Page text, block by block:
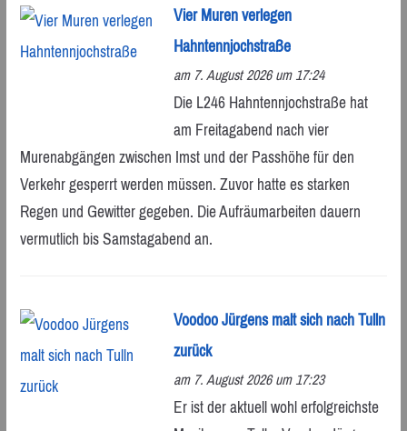
Vier Muren verlegen
Hahntennjochstraße
am 7. August 2026 um 17:24
Die L246 Hahntennjochstraße hat
am Freitagabend nach vier
Murenabgängen zwischen Imst und der Passhöhe für den
Verkehr gesperrt werden müssen. Zuvor hatte es starken
Regen und Gewitter gegeben. Die Aufräumarbeiten dauern
vermutlich bis Samstagabend an.
Voodoo Jürgens malt sich nach Tulln
zurück
am 7. August 2026 um 17:23
Er ist der aktuell wohl erfolgreichste